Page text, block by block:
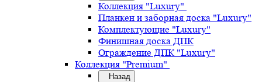
Коллекция "Luxury"
Планкен и заборная доска "Luxury"
Комплектующие "Luxury"
Финишная доска ДПК
Ограждение ДПК "Luxury"
Коллекция "Premium"
Назад